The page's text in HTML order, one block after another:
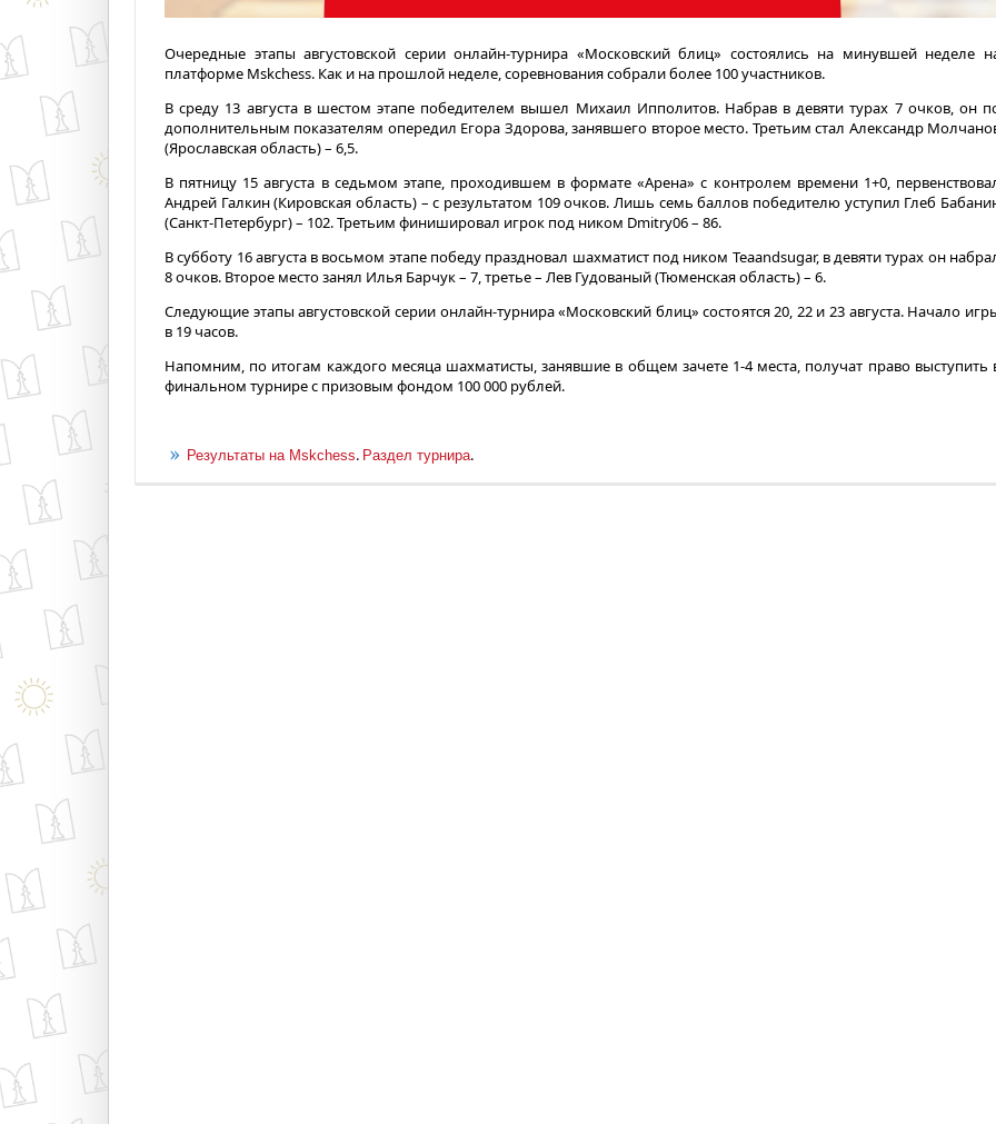
Очередные этапы августовской серии онлайн-турнира «Московский блиц» состоялись на минувшей неделе
платформе Mskchess. Как и на прошлой неделе, соревнования собрали более 100 участников.
В среду 13 августа в шестом этапе победителем вышел Михаил Ипполитов. Набрав в девяти турах 7 очков, он
дополнительным показателям опередил Егора Здорова, занявшего второе место. Третьим стал Александр
(Ярославская область) – 6,5.
В пятницу 15 августа в седьмом этапе, проходившем в формате «Арена» с контролем времени 1+0,
Андрей Галкин (Кировская область) – с результатом 109 очков. Лишь семь баллов победителю уступил Глеб
(Санкт-Петербург) – 102. Третьим финишировал игрок под ником Dmitry06 – 86.
В субботу 16 августа в восьмом этапе победу праздновал шахматист под ником Teaandsugar, в девяти турах он
8 очков. Второе место занял Илья Барчук – 7, третье – Лев Гудованый (Тюменская область) – 6.
Следующие этапы августовской серии онлайн-турнира «Московский блиц» состоятся 20, 22 и 23 августа. Начало
в 19 часов.
Напомним, по итогам каждого месяца шахматисты, занявшие в общем зачете 1-4 места, получат право выступить
финальном турнире с призовым фондом 100 000 рублей.
Результаты на Mskchess. Раздел турнира.